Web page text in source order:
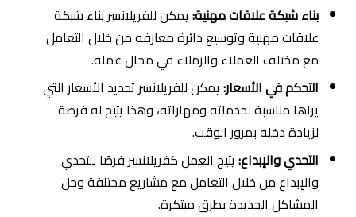
بناء شبكة علاقات مهنية: يمكن للفريلانسر بناء شبكة
علاقات مهنية وتوسيع دائرة معارفه من خلال التعامل
مع مختلف العملاء والزملاء في مجال عمله.
التحكم في الأسعار: يمكن للفريلانسر تحديد الأسعار التي
يراها مناسبة لخدماته ومهاراته، وهذا يتيح له فرصة
لزيادة دخله بمرور الوقت.
التحدي والإبداع: يتيح العمل كفريلانسر فرصًا للتحدي
والإبداع من خلال التعامل مع مشاريع مختلفة وحل
المشاكل الجديدة بطرق مبتكرة.